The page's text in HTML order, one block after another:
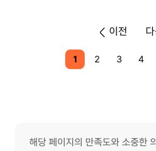
이전
1 2 3 4
해당 페이지의 만족도와 소중한